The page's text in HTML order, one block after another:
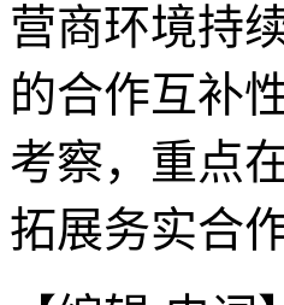
营商环境持
的合作互补
考察，重点
拓展务实合